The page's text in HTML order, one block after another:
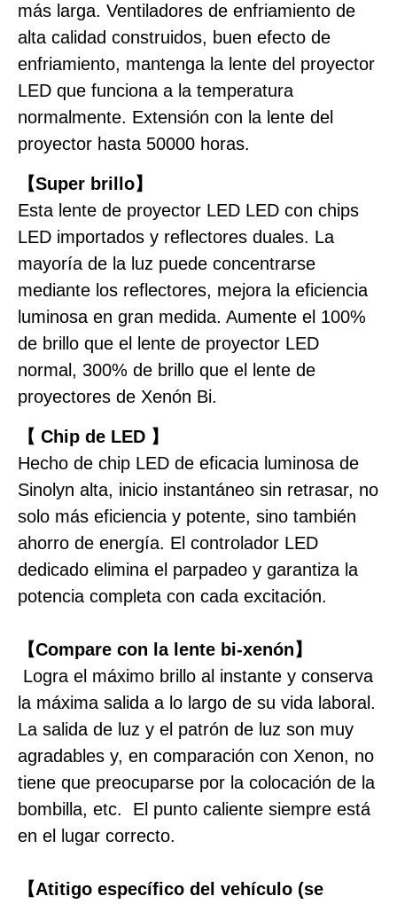
más larga. Ventiladores de enfriamiento de
alta calidad construidos, buen efecto de
enfriamiento, mantenga la lente del proyector
LED que funciona a la temperatura
normalmente. Extensión con la lente del
proyector hasta 50000 horas.
【Super brillo】
Esta lente de proyector LED LED con chips
LED importados y reflectores duales. La
mayoría de la luz puede concentrarse
mediante los reflectores, mejora la eficiencia
luminosa en gran medida. Aumente el 100%
de brillo que el lente de proyector LED
normal, 300% de brillo que el lente de
proyectores de Xenón Bi.
【 Chip de LED 】
Hecho de chip LED de eficacia luminosa de
Sinolyn alta, inicio instantáneo sin retrasar, no
solo más eficiencia y potente, sino también
ahorro de energía. El controlador LED
dedicado elimina el parpadeo y garantiza la
potencia completa con cada excitación.
【Compare con la lente bi-xenón】
Logra el máximo brillo al instante y conserva
la máxima salida a lo largo de su vida laboral.
La salida de luz y el patrón de luz son muy
agradables y, en comparación con Xenon, no
tiene que preocuparse por la colocación de la
bombilla, etc. El punto caliente siempre está
en el lugar correcto.
【Atitigo específico del vehículo (se